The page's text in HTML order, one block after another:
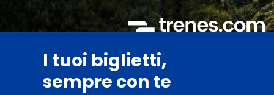
I tuoi biglietti,
sempre con te